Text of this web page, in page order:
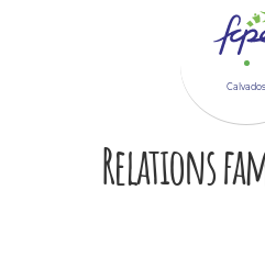
Calvados
Relations